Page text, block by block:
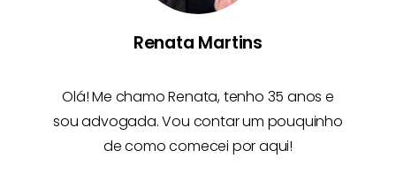
Renata Martins
Olá! Me chamoRenata, tenho 35 anos e
sou advogada. Vou contar um pouquinho
de como comecei por aqui!